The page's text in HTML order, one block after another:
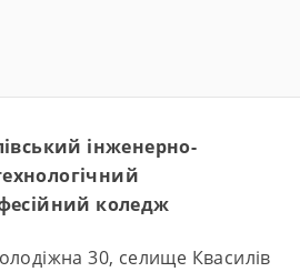
інженерно-
коледж
30, селище Квасилів